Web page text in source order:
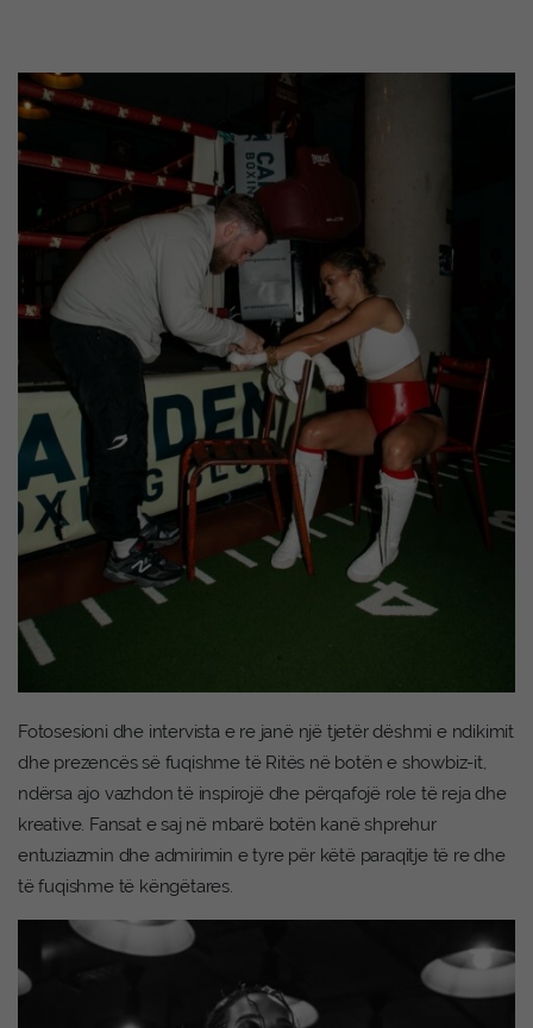
Fotosesioni dhe intervista e re janë një tjetër dëshmi e ndikimit
dhe prezencës së fuqishme të Ritës në botën e showbiz-it,
ndërsa ajo vazhdon të inspirojë dhe përqafojë role të reja dhe
kreative. Fansat e saj në mbarë botën kanë shprehur
entuziazmin dhe admirimin e tyre për këtë paraqitje të re dhe
të fuqishme të këngëtares.